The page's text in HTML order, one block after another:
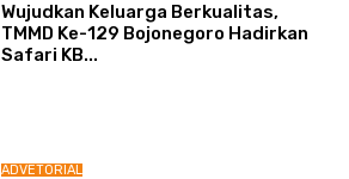
Wujudkan Keluarga Berkualitas,
TMMD Ke-129 Bojonegoro Hadirkan
Safari KB...
ADVETORIAL